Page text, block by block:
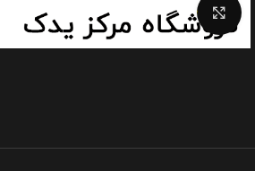
Click to enlarge